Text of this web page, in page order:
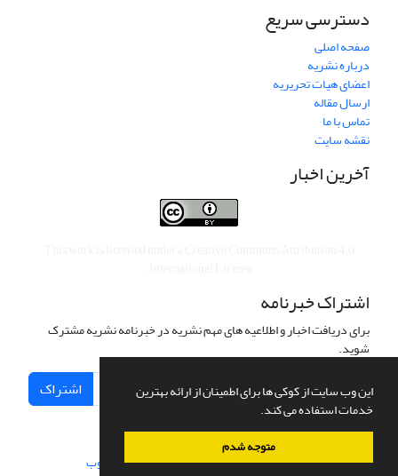
این وب سایت از کوکی ها برای اطمینان از ارائه بهترین
خدمات استفاده می کند.
متوجه شدم
دسترسی سریع
صفحه اصلی
درباره نشریه
اعضای هیات تحریریه
ارسال مقاله
تماس با ما
نقشه سایت
آخرین اخبار
اشتراک خبرنامه
برای دریافت اخبار و اطلاعیه های مهم نشریه در خبرنامه نشریه مشترک
شوید.
اشتراک
سامانه مدیریت نشریات علمی.طراحی و پیاده سازی از سیناوب